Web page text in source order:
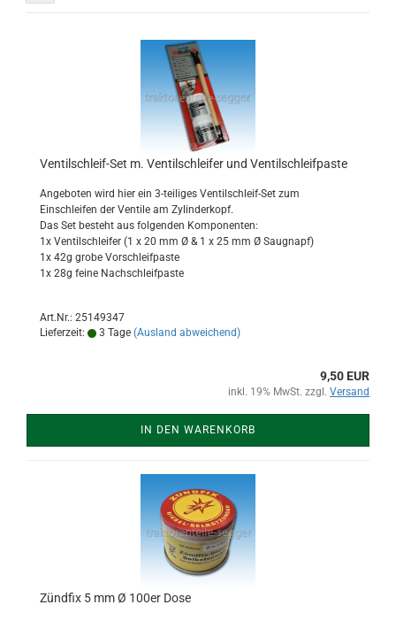
Ventilschleif-Set m. Ventilschleifer und Ventilschleifpaste
Angeboten wird hier ein 3-teiliges Ventilschleif-Set zum
Einschleifen der Ventile am Zylinderkopf.
Das Set besteht aus folgenden Komponenten:
1x Ventilschleifer (1 x 20 mm Ø & 1 x 25 mm Ø Saugnapf)
1x 42g grobe Vorschleifpaste
1x 28g feine Nachschleifpaste
Art.Nr.: 25149347
Lieferzeit:
3 Tage (Ausland abweichend)
9,50 EUR
inkl. 19% MwSt. zzgl. Versand
IN DEN WARENKORB
Zündfix 5 mm Ø 100er Dose